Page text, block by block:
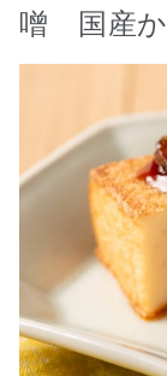
噌 国産か